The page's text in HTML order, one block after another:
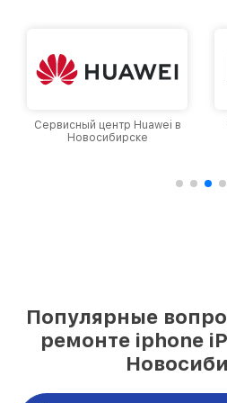
Сервисный центр Infinix в
Новосибирске
Популярные
ремонте iphone